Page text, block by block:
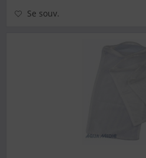
Se souv.